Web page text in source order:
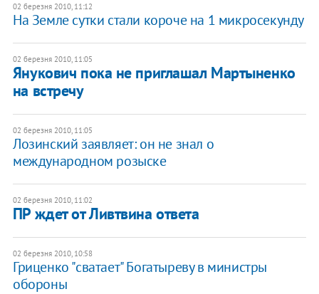
02 березня 2010, 11:12
На Земле сутки стали короче на 1 микросекунду
02 березня 2010, 11:05
Янукович пока не приглашал Мартыненко
на встречу
02 березня 2010, 11:05
Лозинский заявляет: он не знал о
международном розыске
02 березня 2010, 11:02
ПР ждет от Ливтвина ответа
02 березня 2010, 10:58
Гриценко "сватает" Богатыреву в министры
обороны